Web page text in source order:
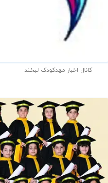
کانال اخبار مهدکودک لبخند